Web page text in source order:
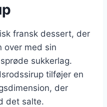
fransk dessert, der
over med sin
sukkerlag.
tilføjer en
der
det salte.